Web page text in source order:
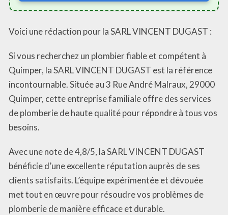
Voici une rédaction pour la SARL VINCENT DUGAST :
Si vous recherchez un plombier fiable et compétent à
Quimper, la SARL VINCENT DUGAST est la référence
incontournable. Située au 3 Rue André Malraux, 29000
Quimper, cette entreprise familiale offre des services
de plomberie de haute qualité pour répondre à tous vos
besoins.
Avec une note de 4,8/5, la SARL VINCENT DUGAST
bénéficie d’une excellente réputation auprès de ses
clients satisfaits. L’équipe expérimentée et dévouée
met tout en œuvre pour résoudre vos problèmes de
plomberie de manière efficace et durable.